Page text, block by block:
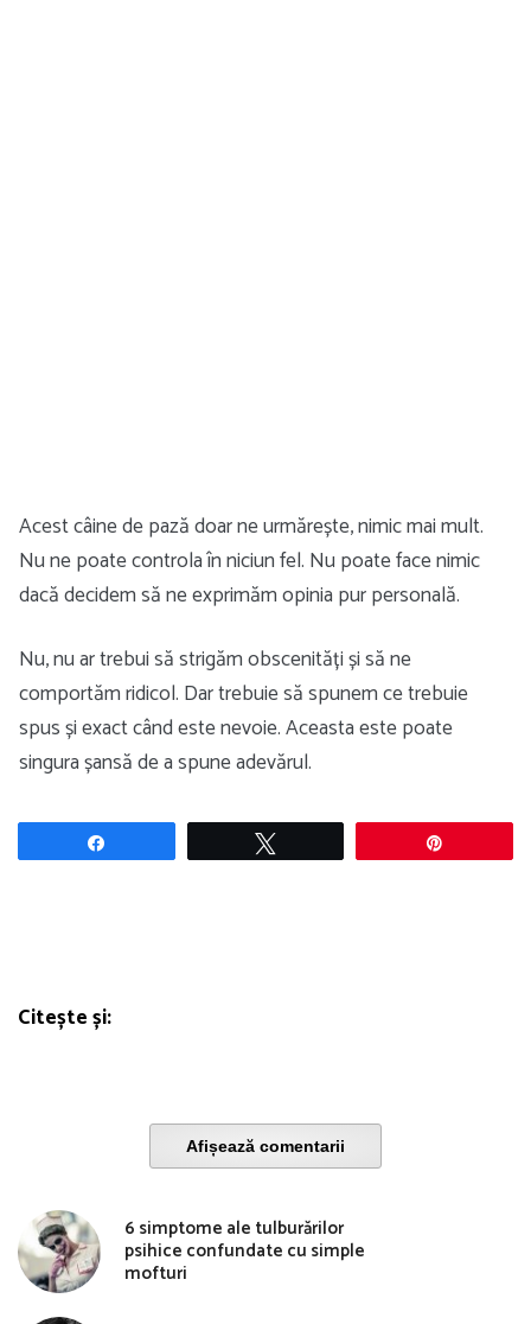
Acest câine de pază doar ne urmărește, nimic mai mult.
Nu ne poate controla în niciun fel. Nu poate face nimic
dacă decidem să ne exprimăm opinia pur personală.
Nu, nu ar trebui să strigăm obscenități și să ne
comportăm ridicol. Dar trebuie să spunem ce trebuie
spus și exact când este nevoie. Aceasta este poate
singura șansă de a spune adevărul.
Citește și:
Afișează comentarii
6 simptome ale tulburărilor
psihice confundate cu simple
mofturi